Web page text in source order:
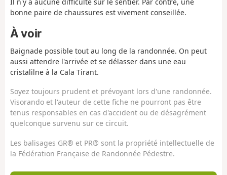
bonne paire de chaussures est vivement conseillée.
À voir
Baignade possible tout au long de la randonnée. On peut
aussi attendre l'arrivée et se délasser dans une eau
cristalilne à la Cala Tirant.
Soyez toujours prudent et prévoyant lors d'une randonnée.
Visorando et l'auteur de cette fiche ne pourront pas être
tenus responsables en cas d'accident ou de désagrément
quelconque survenu sur ce circuit.
Les balisages GR® et PR® sont la propriété intellectuelle de
la Fédération Française de Randonnée Pédestre.